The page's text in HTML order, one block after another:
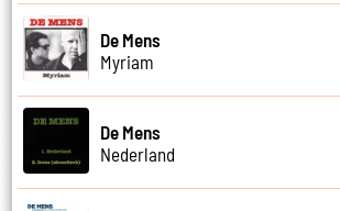
De Mens
Myriam
De Mens
Nederland